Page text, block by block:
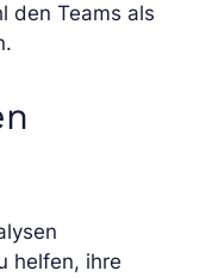
den Teams als
helfen, ihre